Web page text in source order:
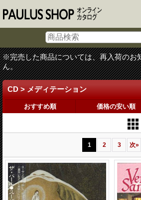
※完売した商品については、再入荷のお
ん。
CD > メディテーション
おすすめ順 価格の安い順
1 2 3 次»